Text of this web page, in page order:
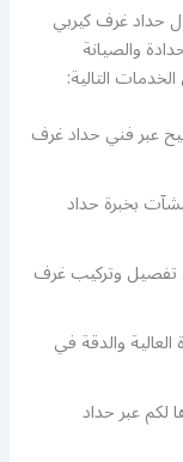
حداد غرف كيربي
والصيانة
التالية:
عبر فني حداد غرف
بخبرة حداد
تفصيل وتركيب غرف
والدقة في
عبر حداد